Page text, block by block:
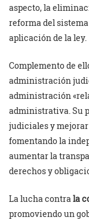
aspecto, la
reforma del
aplicación de la ley.
Complemento de
administración
administración
administrativa. Su
judiciales y
fomentando la
aumentar la
derechos y
La lucha contrala
promoviendo un